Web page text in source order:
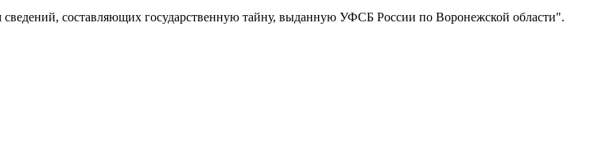
сведений, составляющих государственную тайну, выданную УФСБ России по Воронежской области".